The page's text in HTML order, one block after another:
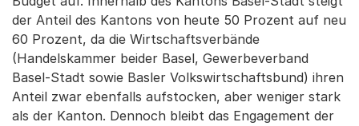
der Anteil des Kantons von heute 50 Prozent auf neu
60 Prozent, da die Wirtschaftsverbände
(Handelskammer beider Basel, Gewerbeverband
Basel-Stadt sowie Basler Volkswirtschaftsbund) ihren
Anteil zwar ebenfalls aufstocken, aber weniger stark
als der Kanton. Dennoch bleibt das Engagement der